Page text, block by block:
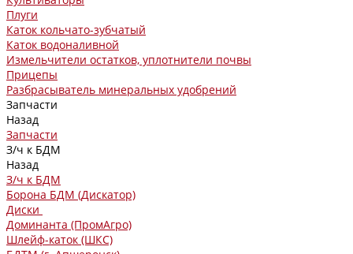
Плуги
Каток кольчато-зубчатый
Каток водоналивной
Измельчители остатков, уплотнители почвы
Прицепы
Разбрасыватель минеральных удобрений
Запчасти
Назад
Запчасти
З/ч к БДМ
Назад
З/ч к БДМ
Борона БДМ (Дискатор)
Диски
Доминанта (ПромАгро)
Шлейф-каток (ШКС)